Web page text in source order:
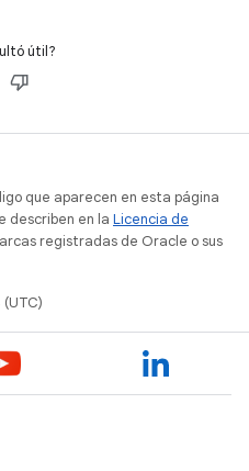
para coordinar las
sincronización de datos y
Room.
útil?
que aparecen en esta página
describen en la Licencia de
registradas de Oracle o sus